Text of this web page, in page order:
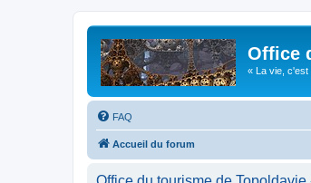
Office
« La vie, c'est
FAQ
Accueil du forum